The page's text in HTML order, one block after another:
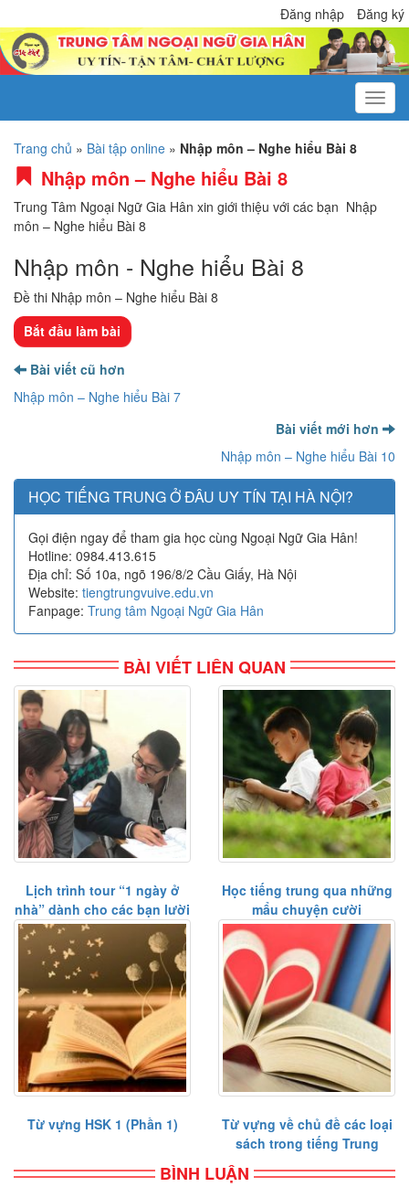
Đăng nhập Đăng ký
Trang chủ » Bài tập online » Nhập môn – Nghe hiểu Bài 8
Nhập môn – Nghe hiểu Bài 8
Trung Tâm Ngoại Ngữ Gia Hân xin giới thiệu với các bạn Nhập
môn – Nghe hiểu Bài 8
Nhập môn - Nghe hiểu Bài 8
Đề thi Nhập môn – Nghe hiểu Bài 8
Bài viết cũ hơn
Nhập môn – Nghe hiểu Bài 7
Bài viết mới hơn
Nhập môn – Nghe hiểu Bài 10
HỌC TIẾNG TRUNG Ở ĐÂU UY TÍN TẠI HÀ NỘI?
Gọi điện ngay để tham gia học cùng Ngoại Ngữ Gia Hân!
Hotline: 0984.413.615
Địa chỉ: Số 10a, ngõ 196/8/2 Cầu Giấy, Hà Nội
Website: tiengtrungvuive.edu.vn
Fanpage: Trung tâm Ngoại Ngữ Gia Hân
BÀI VIẾT LIÊN QUAN
Lịch trình tour “1 ngày ở
nhà” dành cho các bạn lười
Học tiếng trung qua những
mẩu chuyện cười
Từ vựng HSK 1 (Phần 1)
Từ vựng về chủ đề các loại
sách trong tiếng Trung
BÌNH LUẬN